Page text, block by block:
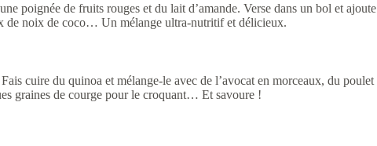
poignée de fruits rouges et du lait d’amande. Verse dans un bol et ajoute
de noix de coco… Un mélange ultra-nutritif et délicieux.
cuire du quinoa et mélange-le avec de l’avocat en morceaux, du poulet
graines de courge pour le croquant… Et savoure !